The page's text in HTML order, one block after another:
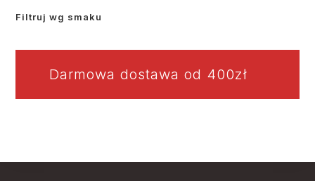
Filtruj wg smaku
Darmowa dostawa od 400zł